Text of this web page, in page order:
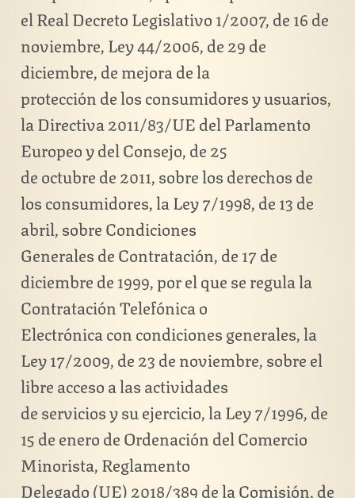
el Real Decreto Legislativo 1/2007, de 16 de
noviembre, Ley 44/2006, de 29 de
diciembre, de mejora de la
protección de los consumidores y usuarios,
la Directiva 2011/83/UE del Parlamento
Europeo y del Consejo, de 25
de octubre de 2011, sobre los derechos de
los consumidores, la Ley 7/1998, de 13 de
abril, sobre Condiciones
Generales de Contratación, de 17 de
diciembre de 1999, por el que se regula la
Contratación Telefónica o
Electrónica con condiciones generales, la
Ley 17/2009, de 23 de noviembre, sobre el
libre acceso a las actividades
de servicios y su ejercicio, la Ley 7/1996, de
15 de enero de Ordenación del Comercio
Minorista, Reglamento
Delegado (UE) 2018/389 de la Comisión, de